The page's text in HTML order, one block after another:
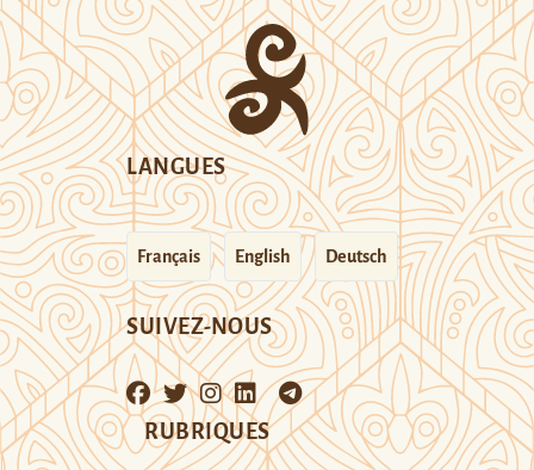
LANGUES
Français English Deutsch
SUIVEZ-NOUS
RUBRIQUES